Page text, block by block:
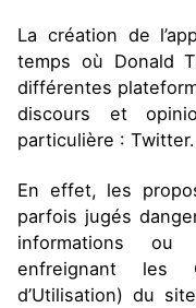
La création de
temps où Donald
différentes
discours et
particulière : Twitter.
En effet, les
parfois jugés
informations ou
enfreignant les
d’Utilisation) du